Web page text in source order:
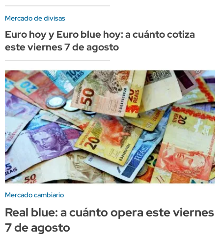
Mercado de divisas
Euro hoy y Euro blue hoy: a cuánto cotiza
este viernes 7 de agosto
Mercado cambiario
Real blue: a cuánto opera este viernes
7 de agosto